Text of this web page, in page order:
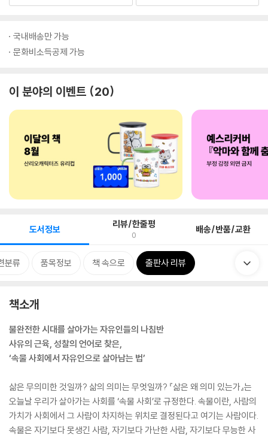
국내배송만 가능
문화비소득공제 가능
이 분야의 이벤트 20
도서정보 리뷰/한줄평
0 배송/반품/교환
분류 품목정보 책 속으로 출판사 리뷰
책소개
불완전한 시대를 살아가는 자유인들의 나침반
사유의 근육, 성찰의 언어로 찾은,
‘속물 사회에서 자유인으로 살아남는 법’
삶은 무의미한 것일까? 삶의 의미는 무엇일까? 『삶은 왜 의미 있는가』는
오늘날 우리가 살아가는 사회를 ‘속물 사회’로 규정한다. 속물이란, 사람의
가치가 사회에서 그 사람이 차지하는 위치로 결정된다고 여기는 사람이다.
속물은 자기보다 못생긴 사람, 자기보다 가난한 사람, 자기보다 무능한 사